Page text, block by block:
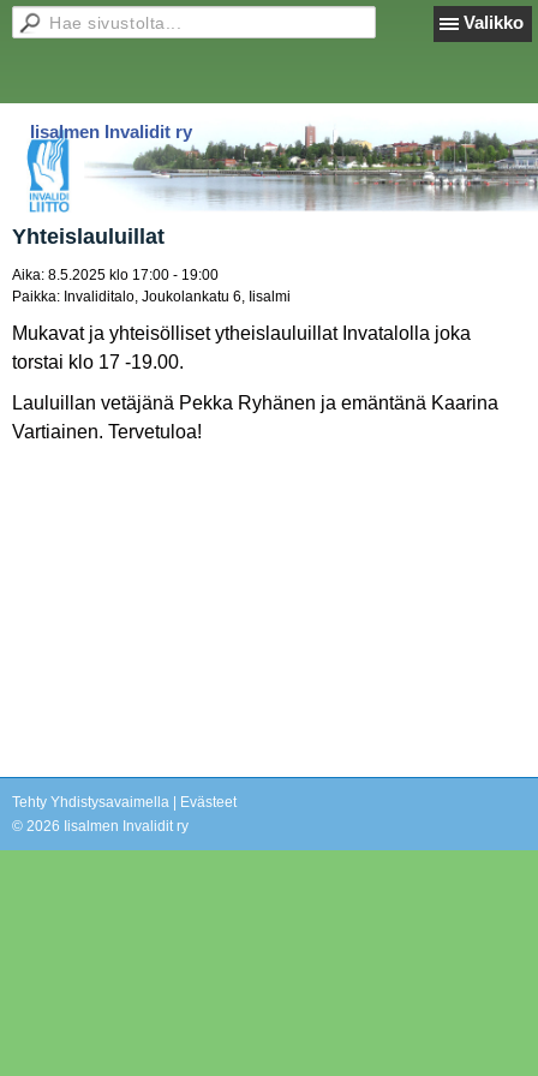
Valikko
Iisalmen Invalidit ry
Yhteislauluillat
Aika: 8.5.2025 klo 17:00 - 19:00
Paikka: Invaliditalo, Joukolankatu 6, Iisalmi
Mukavat ja yhteisölliset ytheislauluillat Invatalolla joka
torstai klo 17 -19.00.
Lauluillan vetäjänä Pekka Ryhänen ja emäntänä Kaarina
Vartiainen. Tervetuloa!
Tehty Yhdistysavaimella
Evästeet
© 2026 Iisalmen Invalidit ry